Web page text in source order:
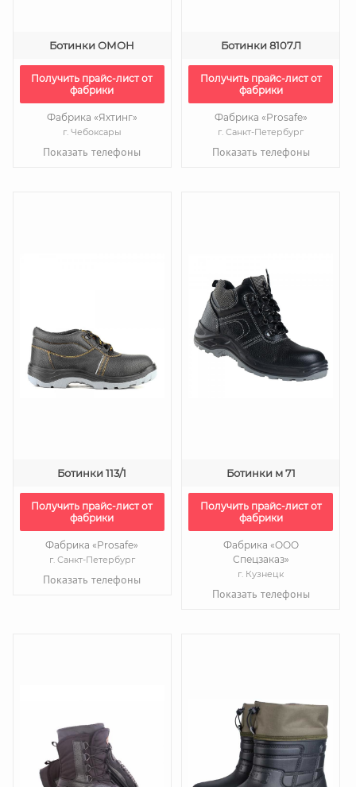
Ботинки ОМОН
Получить прайс-лист от
фабрики
Фабрика «Яхтинг»
г. Чебоксары
Показать телефоны
Ботинки 8107Л
Получить прайс-лист от
фабрики
Фабрика «Prosafe»
г. Санкт-Петербург
Показать телефоны
Ботинки 113/1
Получить прайс-лист от
фабрики
Фабрика «Prosafe»
г. Санкт-Петербург
Показать телефоны
Ботинки м 71
Получить прайс-лист от
фабрики
Фабрика «ООО
Спецзаказ»
г. Кузнецк
Показать телефоны